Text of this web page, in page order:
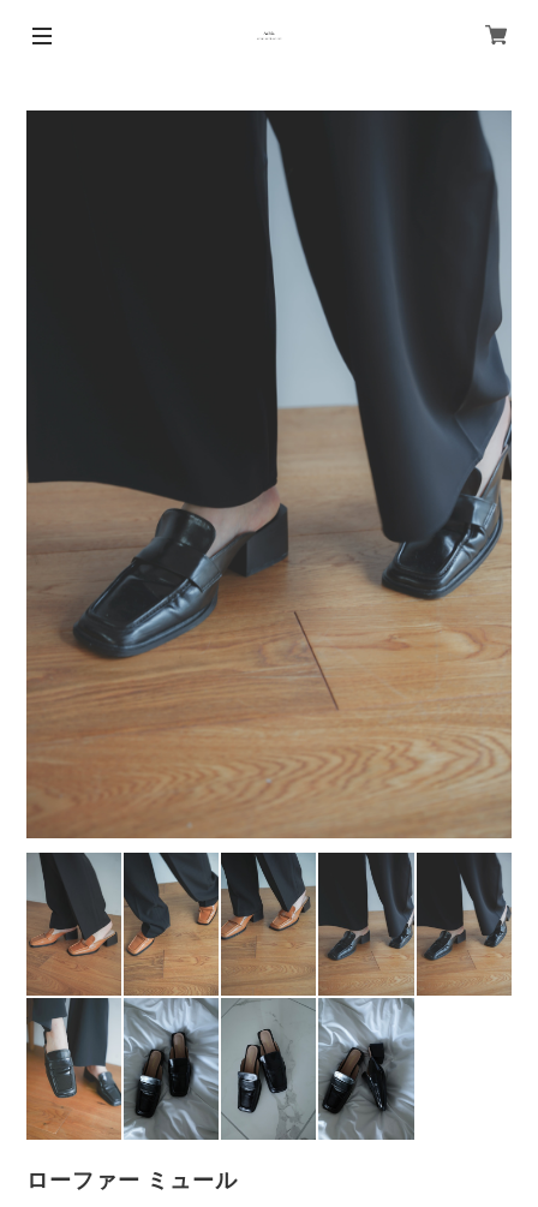
ローファー ミュール